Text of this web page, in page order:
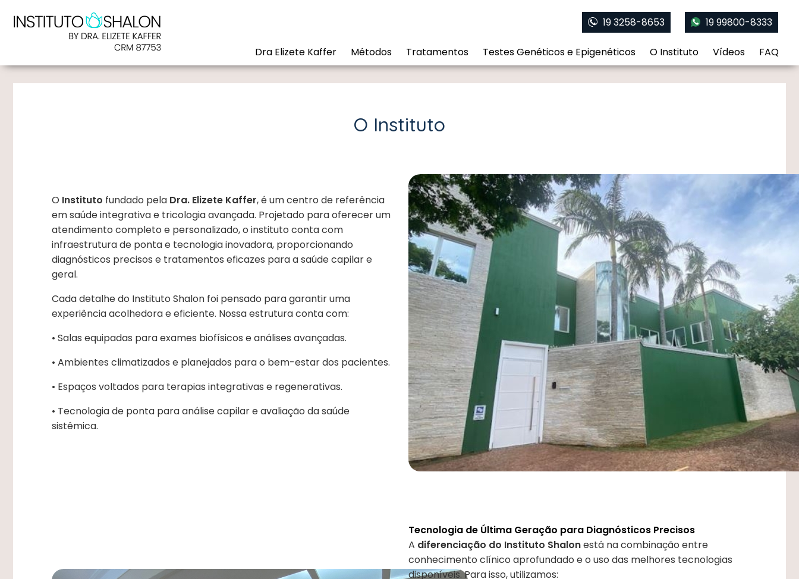
19 3258-8653 19 99800-8333
Dra Elizete Kaffer Métodos Tratamentos Testes Genéticos e Epigenéticos O Instituto Vídeos FAQ
O Instituto
O Instituto fundado pela Dra. Elizete Kaffer, é um centro de referência
em saúde integrativa e tricologia avançada. Projetado para oferecer um
atendimento completo e personalizado, o instituto conta com
infraestrutura de ponta e tecnologia inovadora, proporcionando
diagnósticos precisos e tratamentos eficazes para a saúde capilar e
geral.
Cada detalhe do Instituto Shalon foi pensado para garantir uma
experiência acolhedora e eficiente. Nossa estrutura conta com:
• Salas equipadas para exames biofísicos e análises avançadas.
• Ambientes climatizados e planejados para o bem-estar dos pacientes.
• Espaços voltados para terapias integrativas e regenerativas.
• Tecnologia de ponta para análise capilar e avaliação da saúde
sistêmica.
Tecnologia de Última Geração para Diagnósticos Precisos
A diferenciação do Instituto Shalonestá na combinação entre
conhecimento clínico aprofundado e o uso das melhores tecnologias
disponíveis. Para isso, utilizamos: